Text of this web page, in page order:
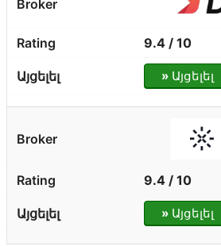
9.4 / 10
»Այցելել
9.4 / 10
»Այցելել